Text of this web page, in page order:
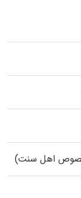
اهل سنت)